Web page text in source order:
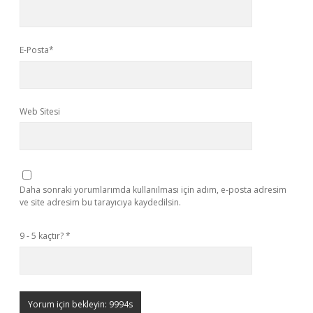
E-Posta*
Web Sitesi
Daha sonraki yorumlarımda kullanılması için adım, e-posta adresim
ve site adresim bu tarayıcıya kaydedilsin.
9 - 5 kaçtır?*